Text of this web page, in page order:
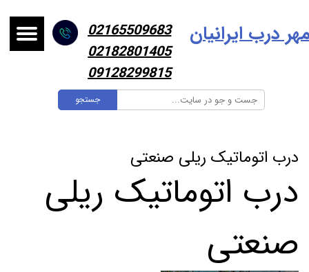
جستجو
درب ایرانیان
02165509683
02182801405
09128299815
درب اتوماتیک ریلی صنعتی
درب اتوماتیک ریلی
صنعتی